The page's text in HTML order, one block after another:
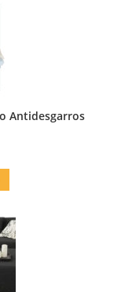
Antidesgarros